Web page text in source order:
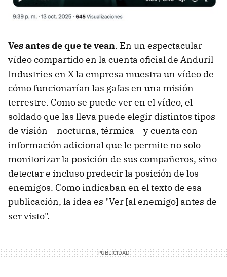
Ves antes de que te vean. En un espectacular
vídeo compartido en la cuenta oficial de Anduril
Industries en X la empresa muestra un vídeo de
cómo funcionarían las gafas en una misión
terrestre. Como se puede ver en el vídeo, el
soldado que las lleva puede elegir distintos tipos
de visión —nocturna, térmica— y cuenta con
información adicional que le permite no solo
monitorizar la posición de sus compañeros, sino
detectar e incluso predecir la posición de los
enemigos. Como indicaban en el texto de esa
publicación, la idea es "Ver [al enemigo] antes de
ser visto".